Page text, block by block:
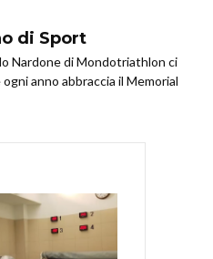
di Sport
Nardone di Mondotriathlon ci
anno abbraccia il Memorial